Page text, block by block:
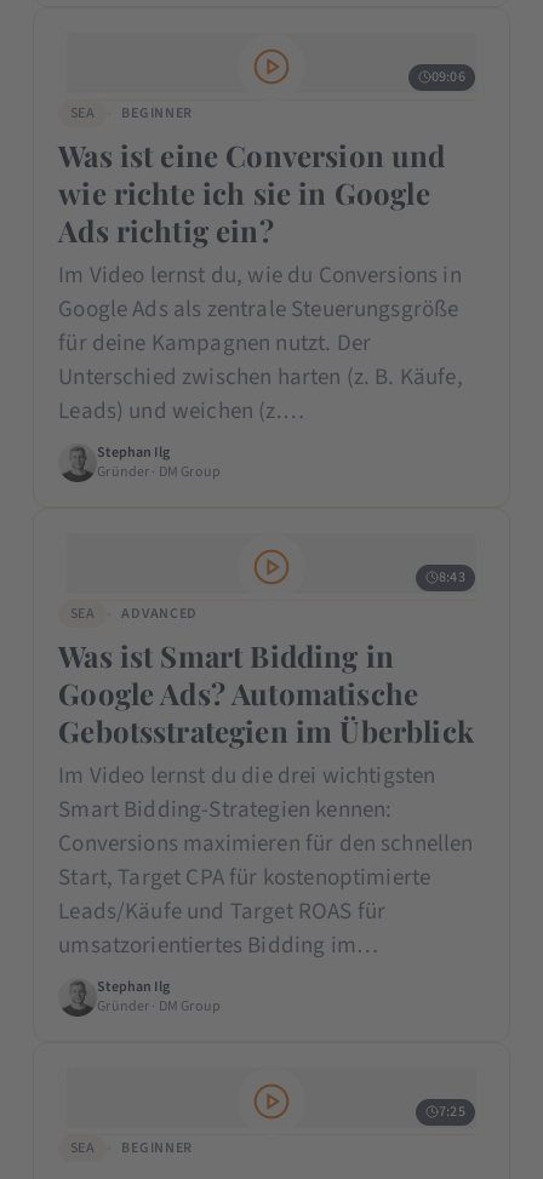
09:06
SEA
BEGINNER
Was ist eine Conversion und
wie richte ich sie in Google
Ads richtig ein?
Im Video lernst du, wie du Conversions in
Google Ads als zentrale Steuerungsgröße
für deine Kampagnen nutzt. Der
Unterschied zwischen harten (z. B. Käufe,
Leads) und weichen (z.…
Stephan Ilg
Gründer · DM Group
8:43
SEA
ADVANCED
Was ist Smart Bidding in
Google Ads? Automatische
Gebotsstrategien im Überblick
Im Video lernst du die drei wichtigsten
Smart Bidding-Strategien kennen:
Conversions maximieren für den schnellen
Start, Target CPA für kostenoptimierte
Leads/Käufe und Target ROAS für
umsatzorientiertes Bidding im…
Stephan Ilg
Gründer · DM Group
7:25
SEA
BEGINNER